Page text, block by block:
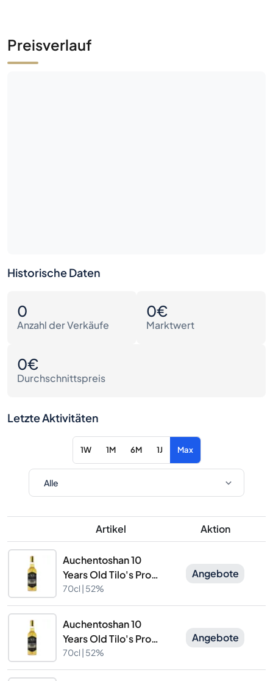
Preisverlauf
Historische Daten
0
Anzahl der Verkäufe
0€
Marktwert
0€
Durchschnittspreis
Letzte Aktivitäten
1W 1M 6M 1J Max
Artikel Aktion
Auchentoshan 10
Years Old Tilo's Proof
Batch 12 The
Caskhound
70cl | 52%
Angebote
Auchentoshan 10
Years Old Tilo's Proof
Batch 12 The
Caskhound
70cl | 52%
Angebote